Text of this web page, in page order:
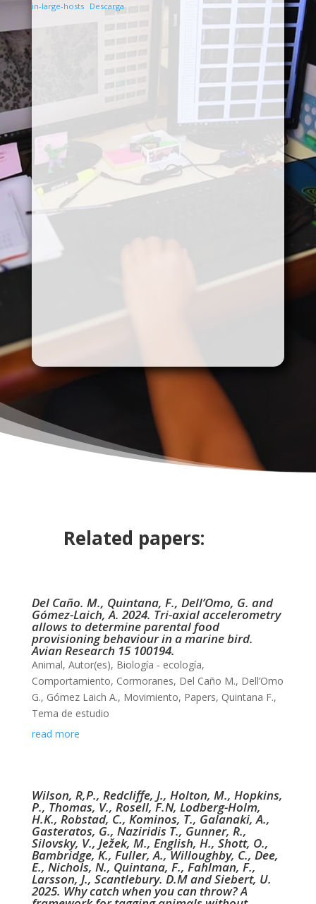
in-large-hosts
Descarga
Related papers:
Del Caño. M., Quintana, F., Dell’Omo, G. and
Gómez-Laich, A. 2024. Tri-axial accelerometry
allows to determine parental food
provisioning behaviour in a marine bird.
Avian Research 15 100194.
Animal, Autor(es), Biología - ecología,
Comportamiento, Cormoranes, Del Caño M., Dell’Omo
G., Gómez Laich A., Movimiento, Papers, Quintana F.,
Tema de estudio
read more
Wilson, R,P., Redcliffe, J., Holton, M., Hopkins,
P., Thomas, V., Rosell, F.N, Lodberg-Holm,
H.K., Robstad, C., Kominos, T., Galanaki, A.,
Gasteratos, G., Naziridis T., Gunner, R.,
Silovsky, V., Ježek, M., English, H., Shott, O.,
Bambridge, K., Fuller, A., Willoughby, C., Dee,
E., Nichols, N., Quintana, F., Fahlman, F.,
Larsson, J., Scantlebury. D.M and Siebert, U.
2025. Why catch when you can throw? A